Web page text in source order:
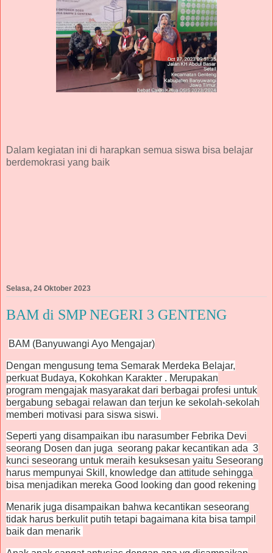
Dalam kegiatan ini di harapkan semua siswa bisa belajar
berdemokrasi yang baik
Selasa, 24 Oktober 2023
BAM di SMP NEGERI 3 GENTENG
BAM (Banyuwangi Ayo Mengajar)
Dengan mengusung tema Semarak Merdeka Belajar,
perkuat Budaya, Kokohkan Karakter . Merupakan
program mengajak masyarakat dari berbagai profesi untuk
bergabung sebagai relawan dan terjun ke sekolah-sekolah
memberi motivasi para siswa siswi.
Seperti yang disampaikan ibu narasumber Febrika Devi
seorang Dosen dan juga seorang pakar kecantikan ada 3
kunci seseorang untuk meraih kesuksesan yaitu Seseorang
harus mempunyai Skill, knowledge dan attitude sehingga
bisa menjadikan mereka Good looking dan good rekening
Menarik juga disampaikan bahwa kecantikan seseorang
tidak harus berkulit putih tetapi bagaimana kita bisa tampil
baik dan menarik